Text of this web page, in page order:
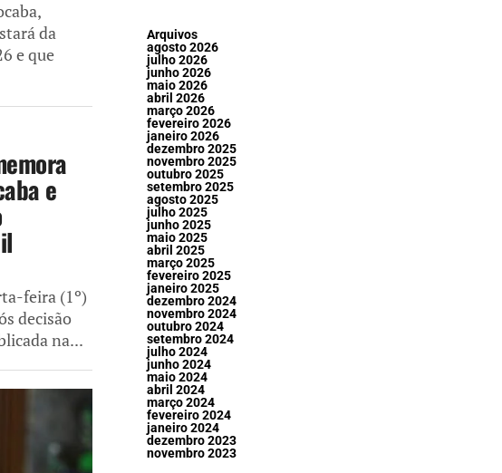
da
e que
e
feira (1º)
decisão
na...
Arquivos
agosto 2026
julho 2026
junho 2026
maio 2026
abril 2026
março 2026
fevereiro 2026
janeiro 2026
dezembro 2025
novembro 2025
outubro 2025
setembro 2025
agosto 2025
julho 2025
junho 2025
maio 2025
abril 2025
março 2025
fevereiro 2025
janeiro 2025
dezembro 2024
novembro 2024
outubro 2024
setembro 2024
julho 2024
junho 2024
maio 2024
abril 2024
março 2024
fevereiro 2024
janeiro 2024
dezembro 2023
novembro 2023